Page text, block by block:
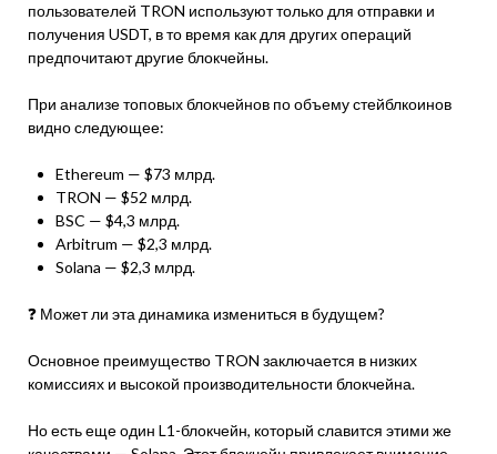
пользователей TRON используют только для отправки и
получения USDT, в то время как для других операций
предпочитают другие блокчейны.
При анализе топовых блокчейнов по объему стейблкоинов
видно следующее:
Ethereum — $73 млрд.
TRON — $52 млрд.
BSC — $4,3 млрд.
Arbitrum — $2,3 млрд.
Solana — $2,3 млрд.
❓ Может ли эта динамика измениться в будущем?
Основное преимущество TRON заключается в низких
комиссиях и высокой производительности блокчейна.
Но есть еще один L1-блокчейн, который славится этими же